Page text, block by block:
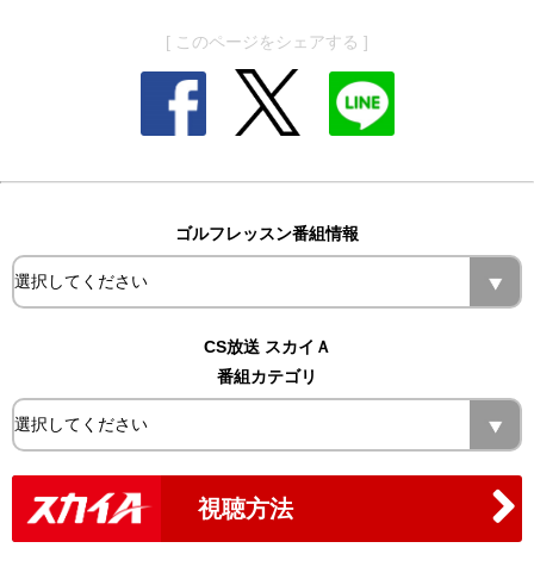
[ このページをシェアする ]
ゴルフレッスン番組情報
CS放送 スカイＡ
番組カテゴリ
視聴方法